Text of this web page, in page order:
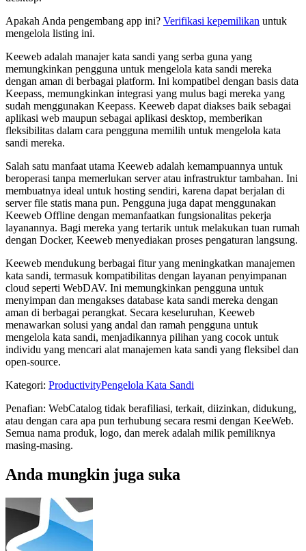
Apakah Anda pengembang app ini? Verifikasi kepemilikan untuk
mengelola listing ini.
Keeweb adalah manajer kata sandi yang serba guna yang
memungkinkan pengguna untuk mengelola kata sandi mereka
dengan aman di berbagai platform. Ini kompatibel dengan basis data
Keepass, memungkinkan integrasi yang mulus bagi mereka yang
sudah menggunakan Keepass. Keeweb dapat diakses baik sebagai
aplikasi web maupun sebagai aplikasi desktop, memberikan
fleksibilitas dalam cara pengguna memilih untuk mengelola kata
sandi mereka.
Salah satu manfaat utama Keeweb adalah kemampuannya untuk
beroperasi tanpa memerlukan server atau infrastruktur tambahan. Ini
membuatnya ideal untuk hosting sendiri, karena dapat berjalan di
server file statis mana pun. Pengguna juga dapat menggunakan
Keeweb Offline dengan memanfaatkan fungsionalitas pekerja
layanannya. Bagi mereka yang tertarik untuk melakukan tuan rumah
dengan Docker, Keeweb menyediakan proses pengaturan langsung.
Keeweb mendukung berbagai fitur yang meningkatkan manajemen
kata sandi, termasuk kompatibilitas dengan layanan penyimpanan
cloud seperti WebDAV. Ini memungkinkan pengguna untuk
menyimpan dan mengakses database kata sandi mereka dengan
aman di berbagai perangkat. Secara keseluruhan, Keeweb
menawarkan solusi yang andal dan ramah pengguna untuk
mengelola kata sandi, menjadikannya pilihan yang cocok untuk
individu yang mencari alat manajemen kata sandi yang fleksibel dan
open-source.
Kategori: ProductivityPengelola Kata Sandi
Penafian: WebCatalog tidak berafiliasi, terkait, diizinkan, didukung,
atau dengan cara apa pun terhubung secara resmi dengan KeeWeb.
Semua nama produk, logo, dan merek adalah milik pemiliknya
masing-masing.
Anda mungkin juga suka